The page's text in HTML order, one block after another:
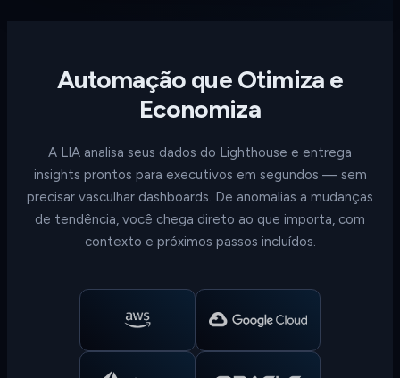
Automação que Otimiza e
Economiza
A LIA analisa seus dados do Lighthouse e entrega
insights prontos para executivos em segundos — sem
precisar vasculhar dashboards. De anomalias a mudanças
de tendência, você chega direto ao que importa, com
contexto e próximos passos incluídos.